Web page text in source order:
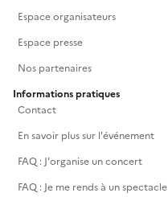
Espace organisateurs
Espace presse
Nos partenaires
Informations pratiques
Contact
En savoir plus sur l'événement
FAQ : J'organise un concert
FAQ : Je me rends à un spectacle